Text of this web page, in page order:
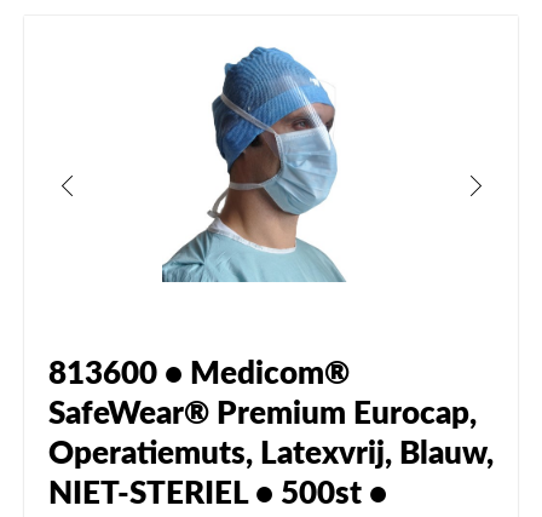
813600 • Medicom®
SafeWear® Premium Eurocap,
Operatiemuts, Latexvrij, Blauw,
NIET-STERIEL • 500st •